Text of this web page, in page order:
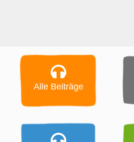
Alle Beiträge